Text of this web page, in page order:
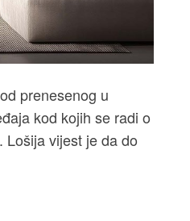
prenesenog u
kod kojih se radi o
Lošija vijest je da do